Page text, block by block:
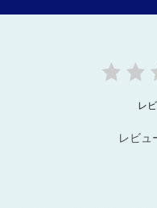
レ
レビュ